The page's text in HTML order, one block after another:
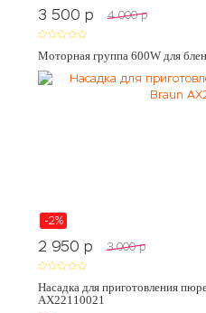
3 500 p 4 000 p
Моторная группа 600W для
-2%
2 950 p 3 000 p
Насадка для приготовления
AX22110021